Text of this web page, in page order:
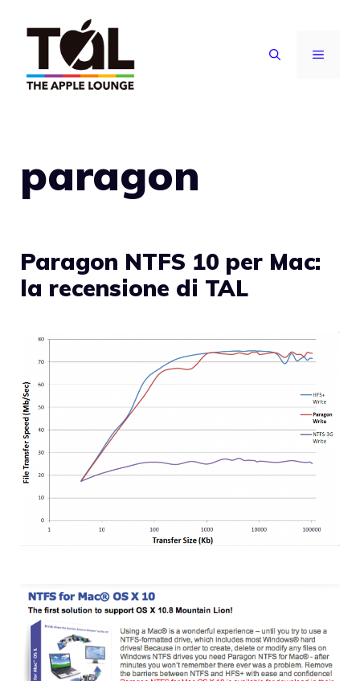
contenuto
MENU
paragon
Paragon NTFS 10 per Mac:
la recensione di TAL